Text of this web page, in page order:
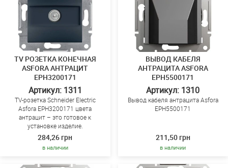
TV РОЗЕТКА КОНЕЧНАЯ
ASFORA АНТРАЦИТ
EPH3200171
Артикул: 1311
TV-розетка Schneider Electric
Asfora EPH3200171 цвета
антрацит – это готовое к
установке изделие.
284,26 грн
в наличии
ВЫВОД КАБЕЛЯ
АНТРАЦИТА ASFORA
EPH5500171
Артикул: 1310
Вывод кабеля антрацита Asfora
EPH5500171
211,50 грн
в наличии